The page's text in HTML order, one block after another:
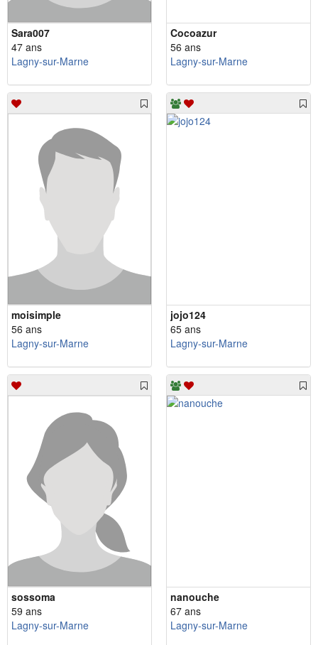
Sara007
47 ans
Lagny-sur-Marne
Cocoazur
56 ans
Lagny-sur-Marne
moisimple
56 ans
Lagny-sur-Marne
jojo124
65 ans
Lagny-sur-Marne
sossoma
59 ans
Lagny-sur-Marne
nanouche
67 ans
Lagny-sur-Marne